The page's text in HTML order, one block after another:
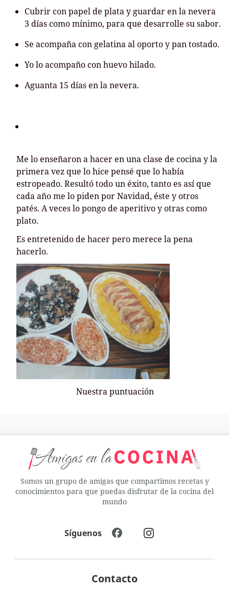
Cubrir con papel de plata y guardar en la nevera
3 días como mínimo, para que desarrolle su sabor.
Se acompaña con gelatina al oporto y pan tostado.
Yo lo acompaño con huevo hilado.
Aguanta 15 días en la nevera.
Me lo enseñaron a hacer en una clase de cocina y la
primera vez que lo hice pensé que lo había
estropeado. Resultó todo un éxito, tanto es así que
cada año me lo piden por Navidad, éste y otros
patés. A veces lo pongo de aperitivo y otras como
plato.
Es entretenido de hacer pero merece la pena
hacerlo.
Nuestra puntuación
Somos un grupo de amigas que compartimos recetas y
conocimientos para que puedas disfrutar de la cocina del
mundo
Contacto
Síguenos